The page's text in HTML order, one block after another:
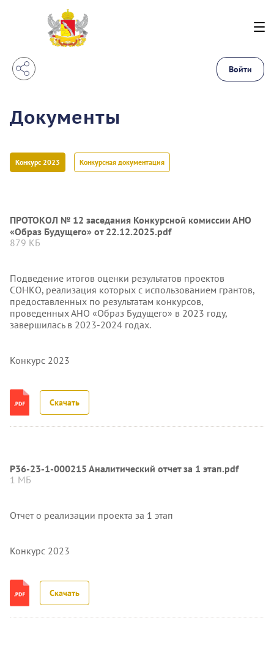
Войти
Документы
Конкурс 2023 Конкурсная документация
ПРОТОКОЛ № 12 заседания Конкурсной комиссии АНО
«Образ Будущего» от 22.12.2025.pdf
879 КБ
Подведение итогов оценки результатов проектов
СОНКО, реализация которых с использованием грантов,
предоставленных по результатам конкурсов,
проведенных АНО «Образ Будущего» в 2023 году,
завершилась в 2023-2024 годах.
Конкурс 2023
Скачать
Р36-23-1-000215 Аналитический отчет за 1 этап.pdf
1 МБ
Отчет о реализации проекта за 1 этап
Конкурс 2023
Скачать